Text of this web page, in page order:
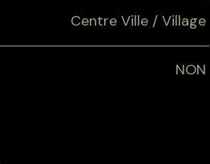
Centre Ville / Village
NON